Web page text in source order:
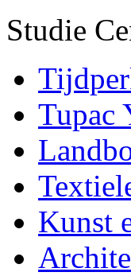
Studie
Tupac
Kunst